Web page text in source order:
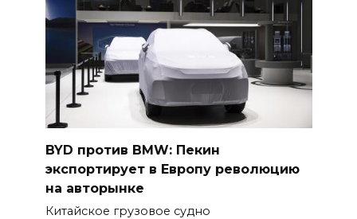
BYD против BMW: Пекин
экспортирует в Европу революцию
на авторынке
Китайское грузовое судно